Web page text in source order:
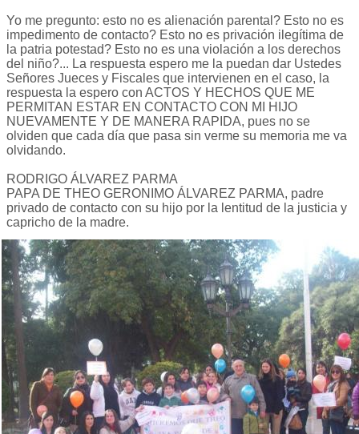
Yo me pregunto: esto no es alienación parental? Esto no es
impedimento de contacto? Esto no es privación ilegítima de
la patria potestad? Esto no es una violación a los derechos
del niño?... La respuesta espero me la puedan dar Ustedes
Señores Jueces y Fiscales que intervienen en el caso, la
respuesta la espero con ACTOS Y HECHOS QUE ME
PERMITAN ESTAR EN CONTACTO CON MI HIJO
NUEVAMENTE Y DE MANERA RAPIDA, pues no se
olviden que cada día que pasa sin verme su memoria me va
olvidando.
RODRIGO ÁLVAREZ PARMA
PAPA DE THEO GERONIMO ÁLVAREZ PARMA, padre
privado de contacto con su hijo por la lentitud de la justicia y
capricho de la madre.